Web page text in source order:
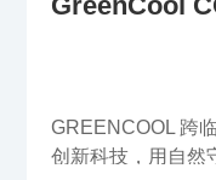
GREENCOOL 跨
创新科技，用自然